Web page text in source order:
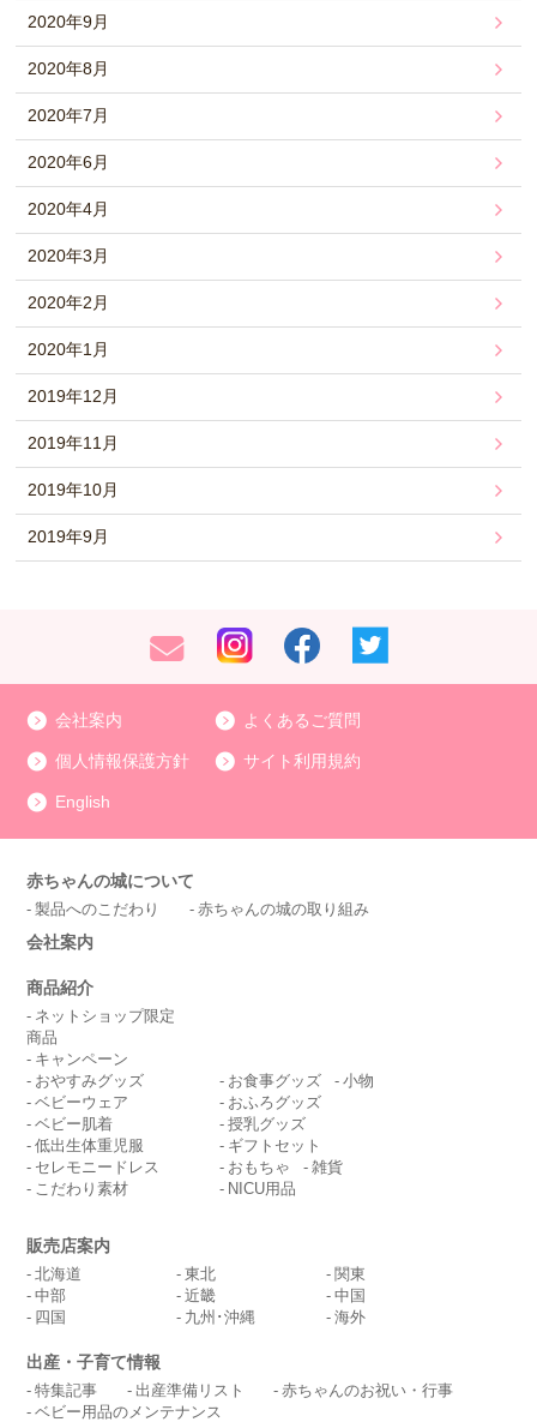
2020年9月
2020年8月
2020年7月
2020年6月
2020年4月
2020年3月
2020年2月
2020年1月
2019年12月
2019年11月
2019年10月
2019年9月
会社案内 よくあるご質問
個人情報保護方針 サイト利用規約
English
赤ちゃんの城について
製品へのこだわり 赤ちゃんの城の取り組み
会社案内
商品紹介
ネットショップ限定
商品
キャンペーン
おやすみグッズ
ベビーウェア
ベビー肌着
低出生体重児服
セレモニードレス
こだわり素材
お食事グッズ
小物
おふろグッズ
授乳グッズ
ギフトセット
おもちゃ
雑貨
NICU用品
販売店案内
北海道 東北
関東
中部
近畿
中国
四国
九州･沖縄 海外
出産・子育て情報
特集記事 出産準備リスト
赤ちゃんのお祝い・行事
ベビー用品のメンテナンス